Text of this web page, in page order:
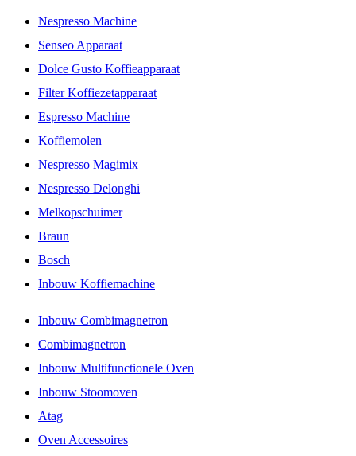
Nespresso Machine
Senseo Apparaat
Dolce Gusto Koffieapparaat
Filter Koffiezetapparaat
Espresso Machine
Koffiemolen
Nespresso Magimix
Nespresso Delonghi
Melkopschuimer
Braun
Bosch
Inbouw Koffiemachine
Inbouw Combimagnetron
Combimagnetron
Inbouw Multifunctionele Oven
Inbouw Stoomoven
Atag
Oven Accessoires